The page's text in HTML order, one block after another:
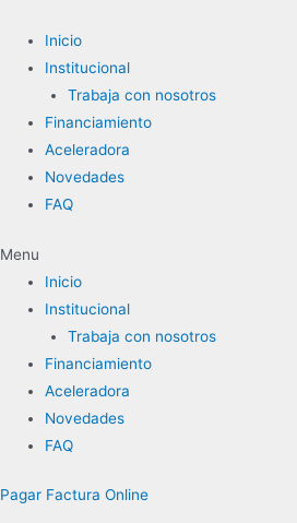
contenido
Inicio
Institucional
Trabaja con nosotros
Financiamiento
Aceleradora
Novedades
FAQ
Menu
Inicio
Institucional
Trabaja con nosotros
Financiamiento
Aceleradora
Novedades
FAQ
Pagar Factura Online